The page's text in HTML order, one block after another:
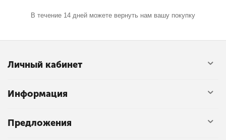
В течение 14 дней можете вернуть нам вашу покупку
Личный кабинет
Информация
Предложения